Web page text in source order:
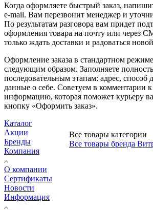
Когда оформляете быстрый заказ,
e-mail. Вам перезвонит менеджер и
По результатам разговора вам придет
оформления товара на почту или через
только ждать доставки и радоваться
Оформление заказа в стандартном
следующим образом. Заполняете
последовательным этапам: адрес, способ
данные о себе. Советуем в комментарии к
информацию, которая поможет курьеру
кнопку «Оформить заказ».
Все товары категории
Все товары бренда
Каталог
Акции
Бренды
Компания
О компании
Сертификаты
Новости
Информация